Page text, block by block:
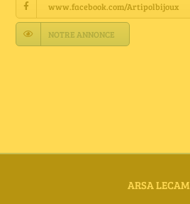
Contact
www.facebook.com/Artipolbijoux
NOTRE ANNONCE
ARSA LECAM